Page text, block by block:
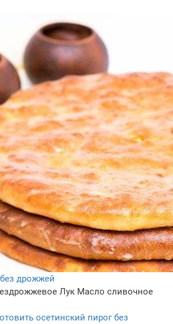
дрожжей
Лук Масло сливочное
осетинский пирог без